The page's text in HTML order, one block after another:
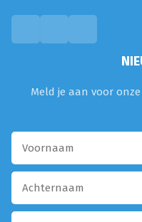
Meld je aan voor